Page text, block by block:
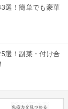
選！簡単でも豪華
選！副菜・付け合